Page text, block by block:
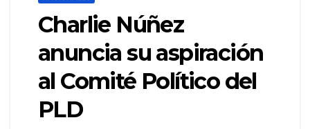
Charlie Núñez
anuncia su aspiración
al Comité Político del
PLD